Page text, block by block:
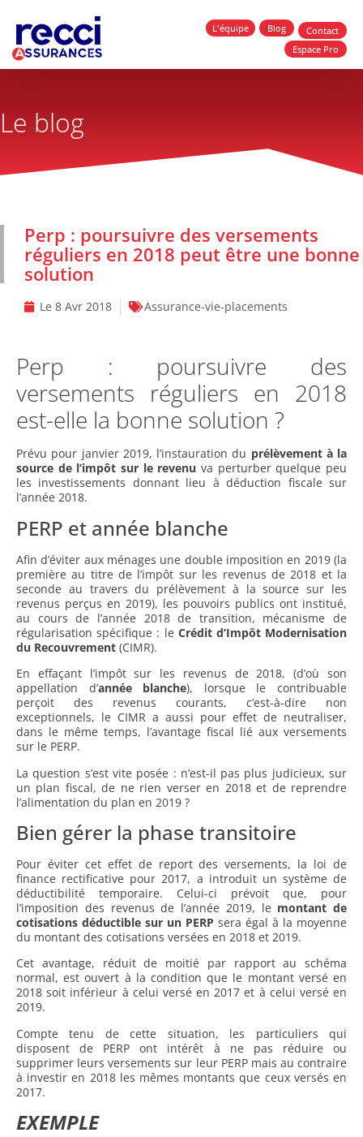
L'équipe Blog
Contact
Espace Pro
Le blog
Perp : poursuivre des versements
réguliers en 2018 peut être une bonne
solution
Le 8 Avr 2018 Assurance-vie-placements
Perp : poursuivre des
versements réguliers en 2018
est-elle la bonne solution ?
Prévu pour janvier 2019, l’instauration du prélèvement à la
source de l’impôt sur le revenu va perturber quelque peu
les investissements donnant lieu à déduction fiscale sur
l’année 2018.
PERP et année blanche
Afin d’éviter aux ménages une double imposition en 2019 (la
première au titre de l’impôt sur les revenus de 2018 et la
seconde au travers du prélèvement à la source sur les
revenus perçus en 2019), les pouvoirs publics ont institué,
au cours de l’année 2018 de transition, mécanisme de
régularisation spécifique : le Crédit d’Impôt Modernisation
du Recouvrement (CIMR).
En effaçant l’impôt sur les revenus de 2018, (d’où son
appellation d’annéeblanche), lorsque le contribuable
perçoit des revenus courants, c’est-à-dire non
exceptionnels, le CIMR a aussi pour effet de neutraliser,
dans le même temps, l’avantage fiscal lié aux versements
sur le PERP.
La question s’est vite posée : n’est-il pas plus judicieux, sur
un plan fiscal, de ne rien verser en 2018 et de reprendre
l’alimentation du plan en 2019 ?
Bien gérer la phase transitoire
Pour éviter cet effet de report des versements, la loi de
finance rectificative pour 2017, a introduit un système de
déductibilité temporaire. Celui-ci prévoit que, pour
l’imposition des revenus de l’année 2019, le montant de
cotisations déductible sur un PERP sera égal à la moyenne
du montant des cotisations versées en 2018 et 2019.
Cet avantage, réduit de moitié par rapport au schéma
normal, est ouvert à la condition que le montant versé en
2018 soit inférieur à celui versé en 2017 et à celui versé en
2019.
Compte tenu de cette situation, les particuliers qui
disposent de PERP ont intérêt à ne pas réduire ou
supprimer leurs versements sur leur PERP mais au contraire
à investir en 2018 les mêmes montants que ceux versés en
2017.
EXEMPLE